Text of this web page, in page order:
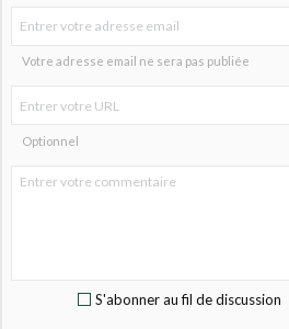
Votre adresse email ne sera pas publiée
Optionnel
S'abonner au fil de discussion